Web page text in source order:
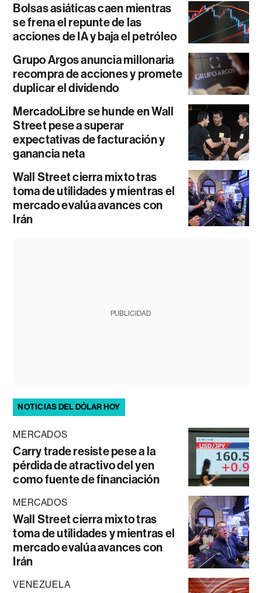
Bolsas asiáticas caen mientras
se frena el repunte de las
acciones de IA y baja el petróleo
Grupo Argos anuncia millonaria
recompra de acciones y promete
duplicar el dividendo
MercadoLibre se hunde en Wall
Street pese a superar
expectativas de facturación y
ganancia neta
Wall Street cierra mixto tras
toma de utilidades y mientras el
mercado evalúa avances con
Irán
PUBLICIDAD
NOTICIAS DEL DÓLAR HOY
MERCADOS
Carry trade resiste pese a la
pérdida de atractivo del yen
como fuente de financiación
MERCADOS
Wall Street cierra mixto tras
toma de utilidades y mientras el
mercado evalúa avances con
Irán
VENEZUELA